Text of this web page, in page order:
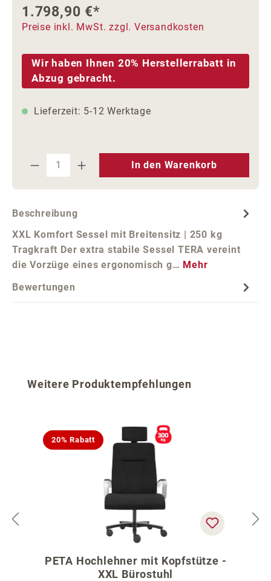
1.798,90 €*
Preise inkl. MwSt. zzgl. Versandkosten
Wir haben Ihnen 20% Herstellerrabatt in
Abzug gebracht.
Lieferzeit: 5-12 Werktage
Produkt Anzahl: Gib den
In den Warenkorb
Beschreibung
XXL Komfort Sessel mit Breitensitz | 250 kg
Tragkraft Der extra stabile Sessel TERA vereint
die Vorzüge eines ergonomisch g… Mehr
Bewertungen
Produktgalerie überspringen
Weitere Produktempfehlungen
20% Rabatt
PETA Hochlehner mit Kopfstütze -
XXL Bürostuhl